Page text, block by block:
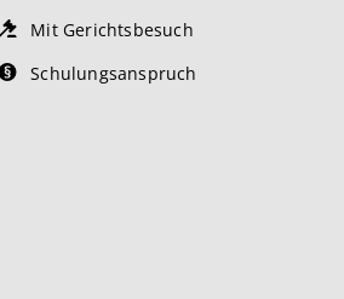
Mit Gerichtsbesuch
Schulungsanspruch